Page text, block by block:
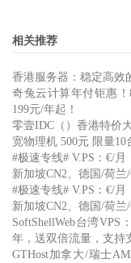
相关推荐
香港服务器：稳定高效
奇兔云计算年付钜惠
199元/年起！
零壹IDC（）香港特价
宽物理机 500元 限量10
#极速专线# V.PS：€/
新加坡CN2、德国/荷
#极速专线# V.PS：€/
新加坡CN2、德国/荷
SoftShellWeb台湾VPS
年，送双倍流量，支持
GTHost加拿大/瑞士